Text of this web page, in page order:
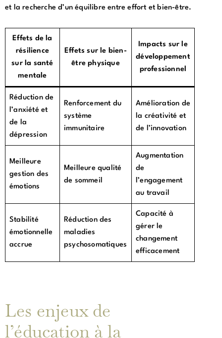
et la recherche d’un équilibre entre effort et bien-être.
Effets de la
résilience
sur la santé
mentale
Effets sur le bien-
être physique
Impacts sur le
développement
professionnel
Réduction de
l’anxiété et
de la
dépression
Renforcement du
système
immunitaire
Amélioration de
la créativité et
de l’innovation
Meilleure
gestion des
émotions
Meilleure qualité
de sommeil
Augmentation
de
l’engagement
au travail
Stabilité
émotionnelle
accrue
Réduction des
maladies
psychosomatiques
Capacité à
gérer le
changement
efficacement
Les enjeux de
l’éducation à la